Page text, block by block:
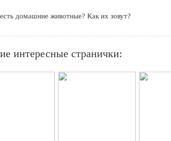
домашние животные? Как их зовут?
интересные странички: